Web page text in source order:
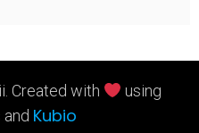
Created with
using
Kubio